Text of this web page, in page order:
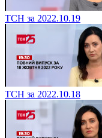
ТСН за 2022.10.19
ТСН за 2022.10.18